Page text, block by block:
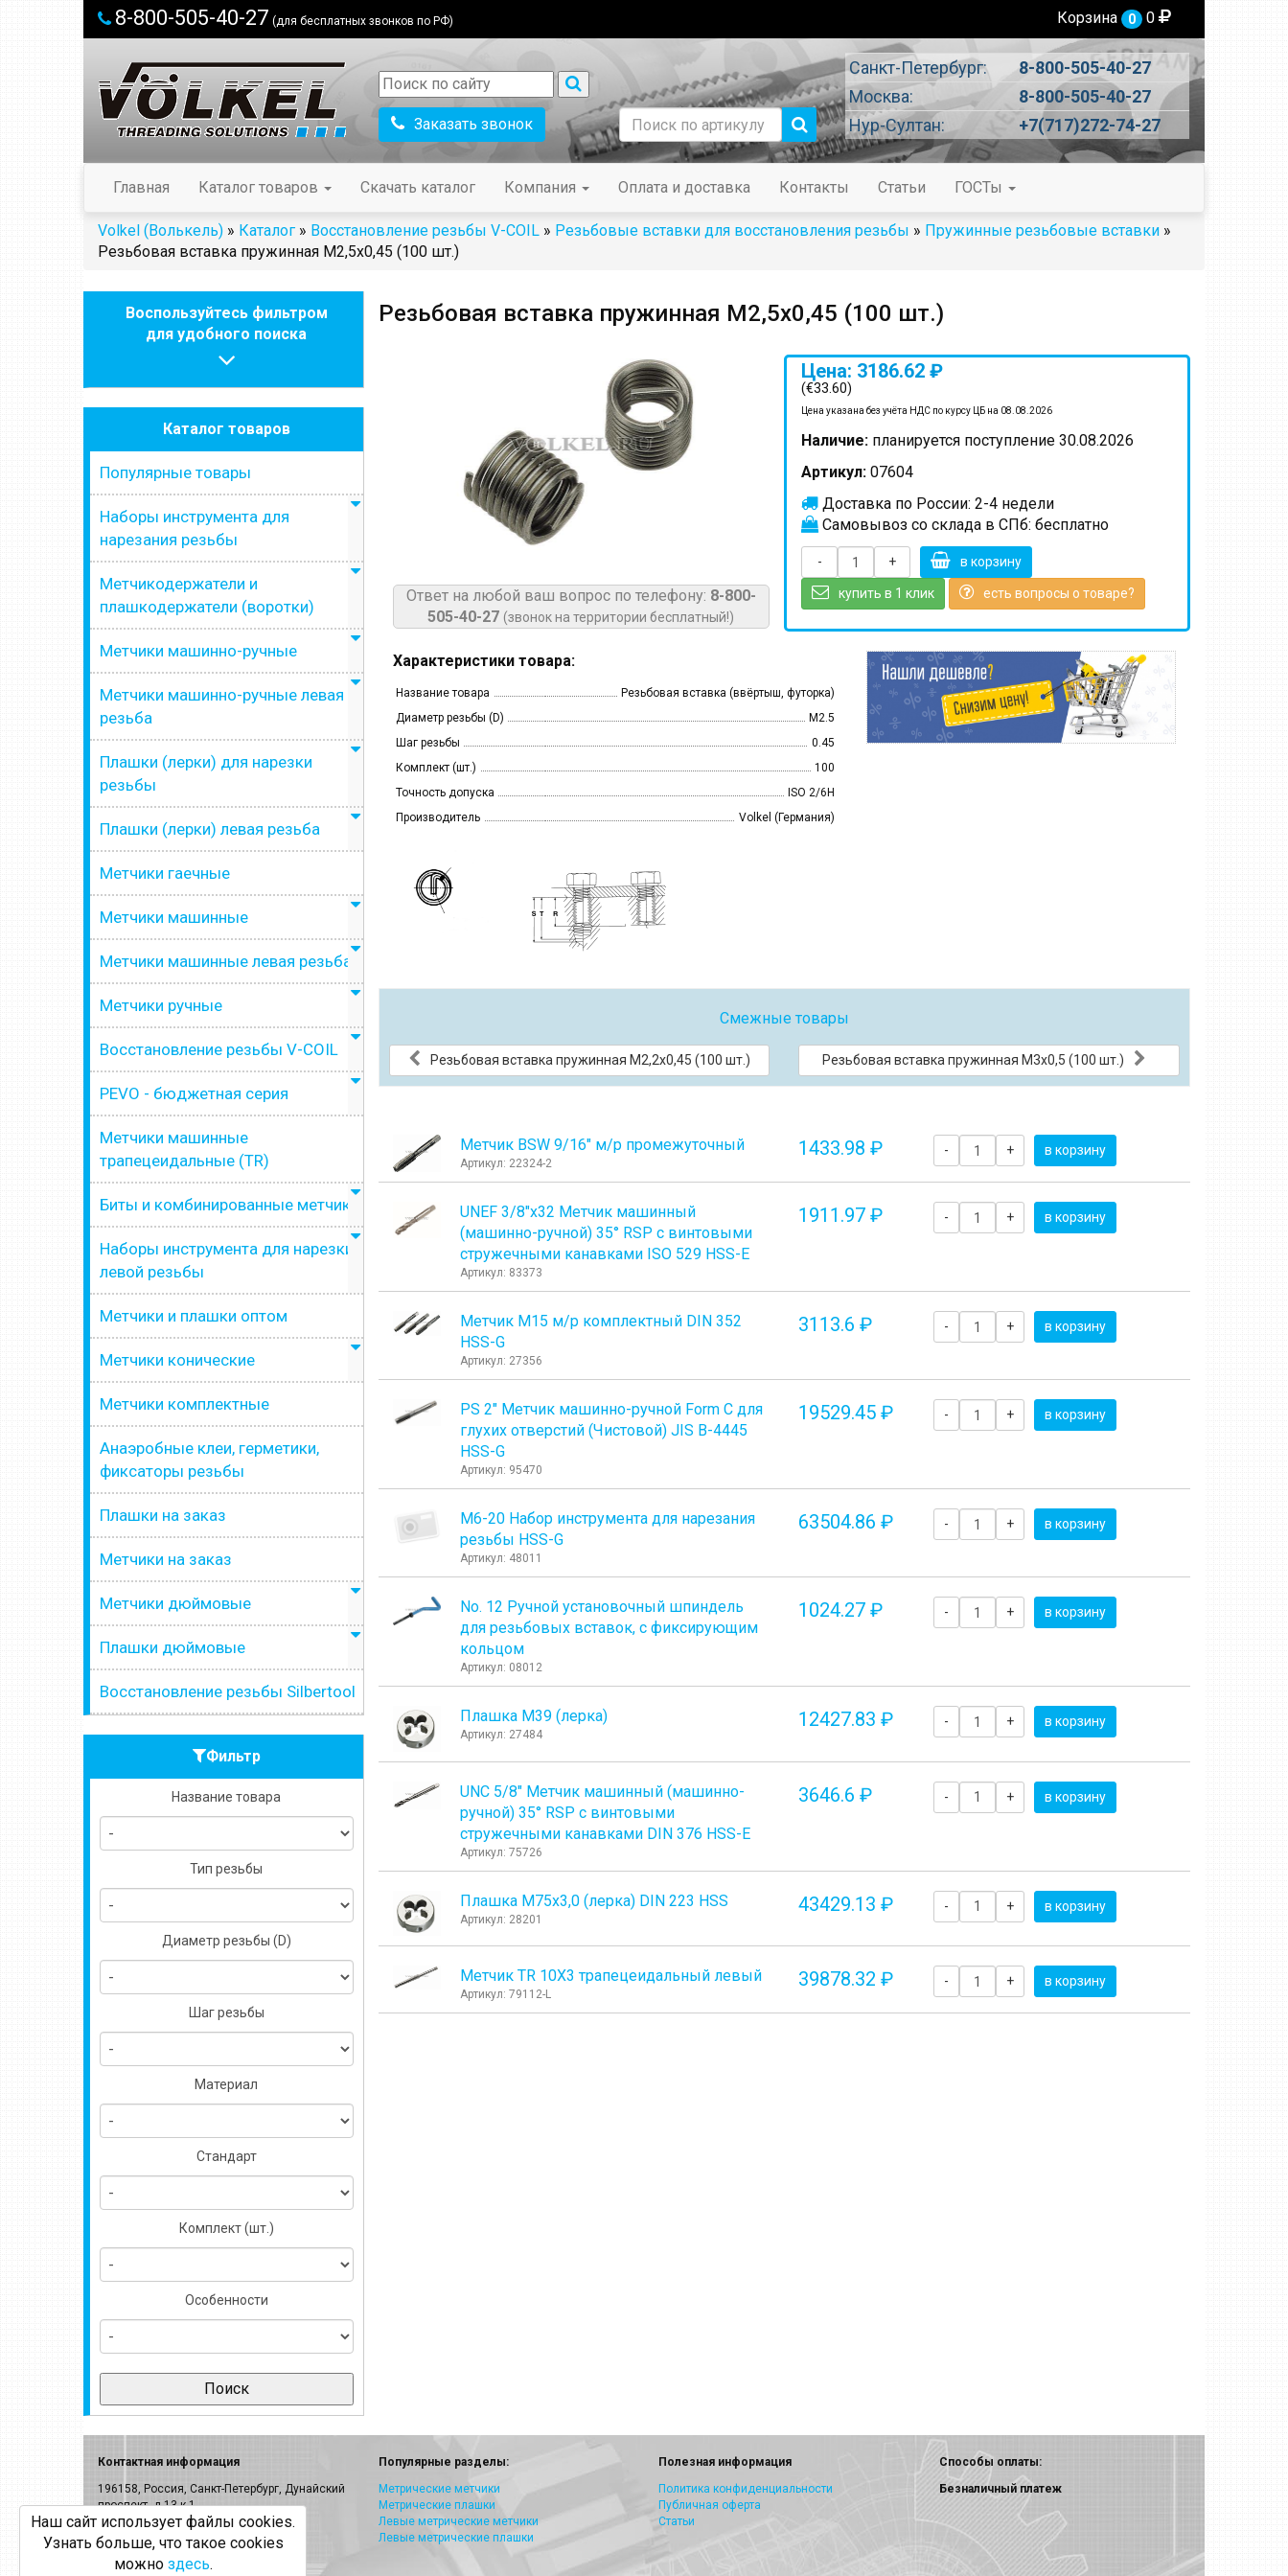
8-800-505-40-27 (для бесплатных звонков по РФ) Корзина 0 0
Заказать звонок
Санкт-Петербург:
8-800-505-40-27
Москва:
8-800-505-40-27
Нур-Султан:
+7(717)272-74-27
Главная Каталог товаров Скачать каталог Компания Оплата и доставка Контакты Статьи ГОСТы
Volkel (Волькель) » Каталог » Восстановление резьбы V-COIL » Резьбовые вставки для восстановления резьбы » Пружинные резьбовые вставки »
Резьбовая вставка пружинная M2,5x0,45 (100 шт.)
Воспользуйтесь фильтром
для удобного поиска
Каталог товаров
Популярные товары
Наборы инструмента для
нарезания резьбы
Метчикодержатели и
плашкодержатели (воротки)
Метчики машинно-ручные
Метчики машинно-ручные левая
резьба
Плашки (лерки) для нарезки
резьбы
Плашки (лерки) левая резьба
Метчики гаечные
Метчики машинные
Метчики машинные левая резьба
Метчики ручные
Восстановление резьбы V-COIL
PEVO - бюджетная серия
Метчики машинные
трапецеидальные (TR)
Биты и комбинированные метчики
Наборы инструмента для нарезки
левой резьбы
Метчики и плашки оптом
Метчики конические
Метчики комплектные
Анаэробные клеи, герметики,
фиксаторы резьбы
Плашки на заказ
Метчики на заказ
Метчики дюймовые
Плашки дюймовые
Восстановление резьбы Silbertool
Фильтр
Название товара
Тип резьбы
Диаметр резьбы (D)
Шаг резьбы
Материал
Стандарт
Комплект (шт.)
Особенности
Резьбовая вставка пружинная M2,5x0,45 (100 шт.)
Ответ на любой ваш вопрос по телефону: 8-800-
505-40-27 (звонок на территории бесплатный!)
Цена: 3186.62 ₽
(€33.60)
Цена указана без учёта НДС по курсу ЦБ на 08.08.2026
Наличие: планируется поступление 30.08.2026
Артикул: 07604
Доставка по России: 2-4 недели
Самовывоз со склада в СПб: бесплатно
- + в корзину
купить в 1 клик есть вопросы о товаре?
Характеристики товара:
Название товара
Резьбовая вставка (ввёртыш, футорка)
Диаметр резьбы (D)
M2.5
Шаг резьбы
0.45
Комплект (шт.)
100
Точность допуска
ISO 2/6H
Производитель
Volkel (Германия)
Смежные товары
Резьбовая вставка пружинная M2,2x0,45 (100 шт.) Резьбовая вставка пружинная M3x0,5 (100 шт.)
Метчик BSW 9/16" м/р промежуточный
Артикул: 22324-2
1433.98 ₽ - + в корзину
UNEF 3/8"х32 Метчик машинный
(машинно-ручной) 35° RSP с винтовыми
стружечными канавками ISO 529 HSS-E
Артикул: 83373
1911.97 ₽ - + в корзину
Метчик М15 м/р комплектный DIN 352
HSS-G
Артикул: 27356
3113.6 ₽ - + в корзину
PS 2" Метчик машинно-ручной Form C для
глухих отверстий (Чистовой) JIS B-4445
HSS-G
Артикул: 95470
19529.45 ₽ - + в корзину
М6-20 Набор инструмента для нарезания
резьбы HSS-G
Артикул: 48011
63504.86 ₽ - + в корзину
No. 12 Ручной установочный шпиндель
для резьбовых вставок, с фиксирующим
кольцом
Артикул: 08012
1024.27 ₽ - + в корзину
Плашка М39 (лерка)
Артикул: 27484
12427.83 ₽ - + в корзину
UNC 5/8" Метчик машинный (машинно-
ручной) 35° RSP с винтовыми
стружечными канавками DIN 376 HSS-E
Артикул: 75726
3646.6 ₽ - + в корзину
Плашка М75x3,0 (лерка) DIN 223 HSS
Артикул: 28201
43429.13 ₽ - + в корзину
Метчик TR 10Х3 трапецеидальный левый
Артикул: 79112-L
39878.32 ₽ - + в корзину
Контактная информация
196158, Россия, Санкт-Петербург, Дунайский
проспект, д.13 к.1
E-mail:info@volkel.ru
Санкт-Петербург:
Москва: +7(499)703-23-53
Популярные разделы:
Метрические метчики
Метрические плашки
Левые метрические метчики
Левые метрические плашки
Полезная информация
Политика конфиденциальности
Публичная оферта
Статьи
Способы оплаты:
Безналичный платеж
Наш сайт использует файлы cookies.
Узнать больше, что такое cookies
можно здесь.